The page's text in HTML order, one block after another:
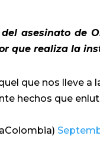
asesinato de
que realiza la
que nos lleve a
hechos que